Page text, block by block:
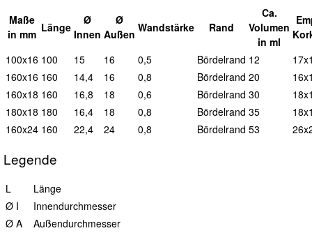
Maße
in mm Länge
Ø
Innen
Ø
Außen Wandstärke Rand
Ca.
Volumen
in ml
100x16 100 15 16 0,5 Bördelrand 12
160x16 160 14,4 16 0,8 Bördelrand 20
160x18 160 16,8 18 0,6 Bördelrand 30
180x18 180 16,4 18 0,8 Bördelrand 35
160x24 160 22,4 24 0,8 Bördelrand 53
Legende
L
Länge
Ø I
Innendurchmesser
Ø A
Außendurchmesser